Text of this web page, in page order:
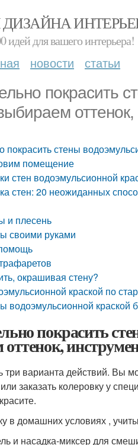
идей для вашего интерьера!
новости статьи
покрасить
покрасить стены
помещение
стен водоэмульсионной
стен: 20 неожиданных
и плесень
своими руками
окрашивая стену?
краской по
водоэмульсионной
покрасить
три варианта действий. Вы
заказать колеровку у
в домашних условиях ,
и насадка-миксер для